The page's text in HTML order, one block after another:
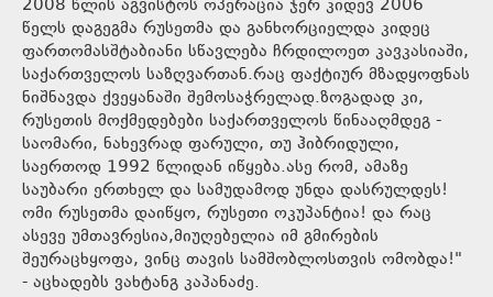
2008 წლის აგვისტოს ოპერაცია ჯერ კიდევ 2006
წელს დაგეგმა რუსეთმა და განხორციელდა კიდეც
ფართომასშტაბიანი სწავლება ჩრდილოეთ კავკასიაში,
საქართველოს საზღვართან.რაც ფაქტიურ მზადყოფნას
ნიშნავდა ქვეყანაში შემოსაჭრელად.ზოგადად კი,
რუსეთის მოქმედებები საქართველოს წინააღმდეგ -
საომარი, ნახევრად ფარული, თუ ჰიბრიდული,
საერთოდ 1992 წლიდან იწყება.ასე რომ, ამაზე
საუბარი ერთხელ და სამუდამოდ უნდა დასრულდეს!
ომი რუსეთმა დაიწყო, რუსეთი ოკუპანტია! და რაც
ასევე უმთავრესია,მიუღებელია იმ გმირების
შეურაცხყოფა, ვინც თავის სამშობლოსთვის ომობდა!"
- აცხადებს ვახტანგ კაპანაძე.